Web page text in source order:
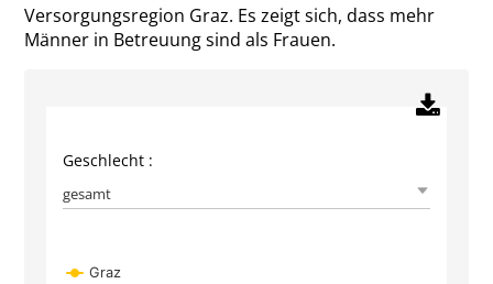
Versorgungsregion Graz. Es zeigt sich, dass mehr
Männer in Betreuung sind als Frauen.
Geschlecht :
gesamt
ChartGraz